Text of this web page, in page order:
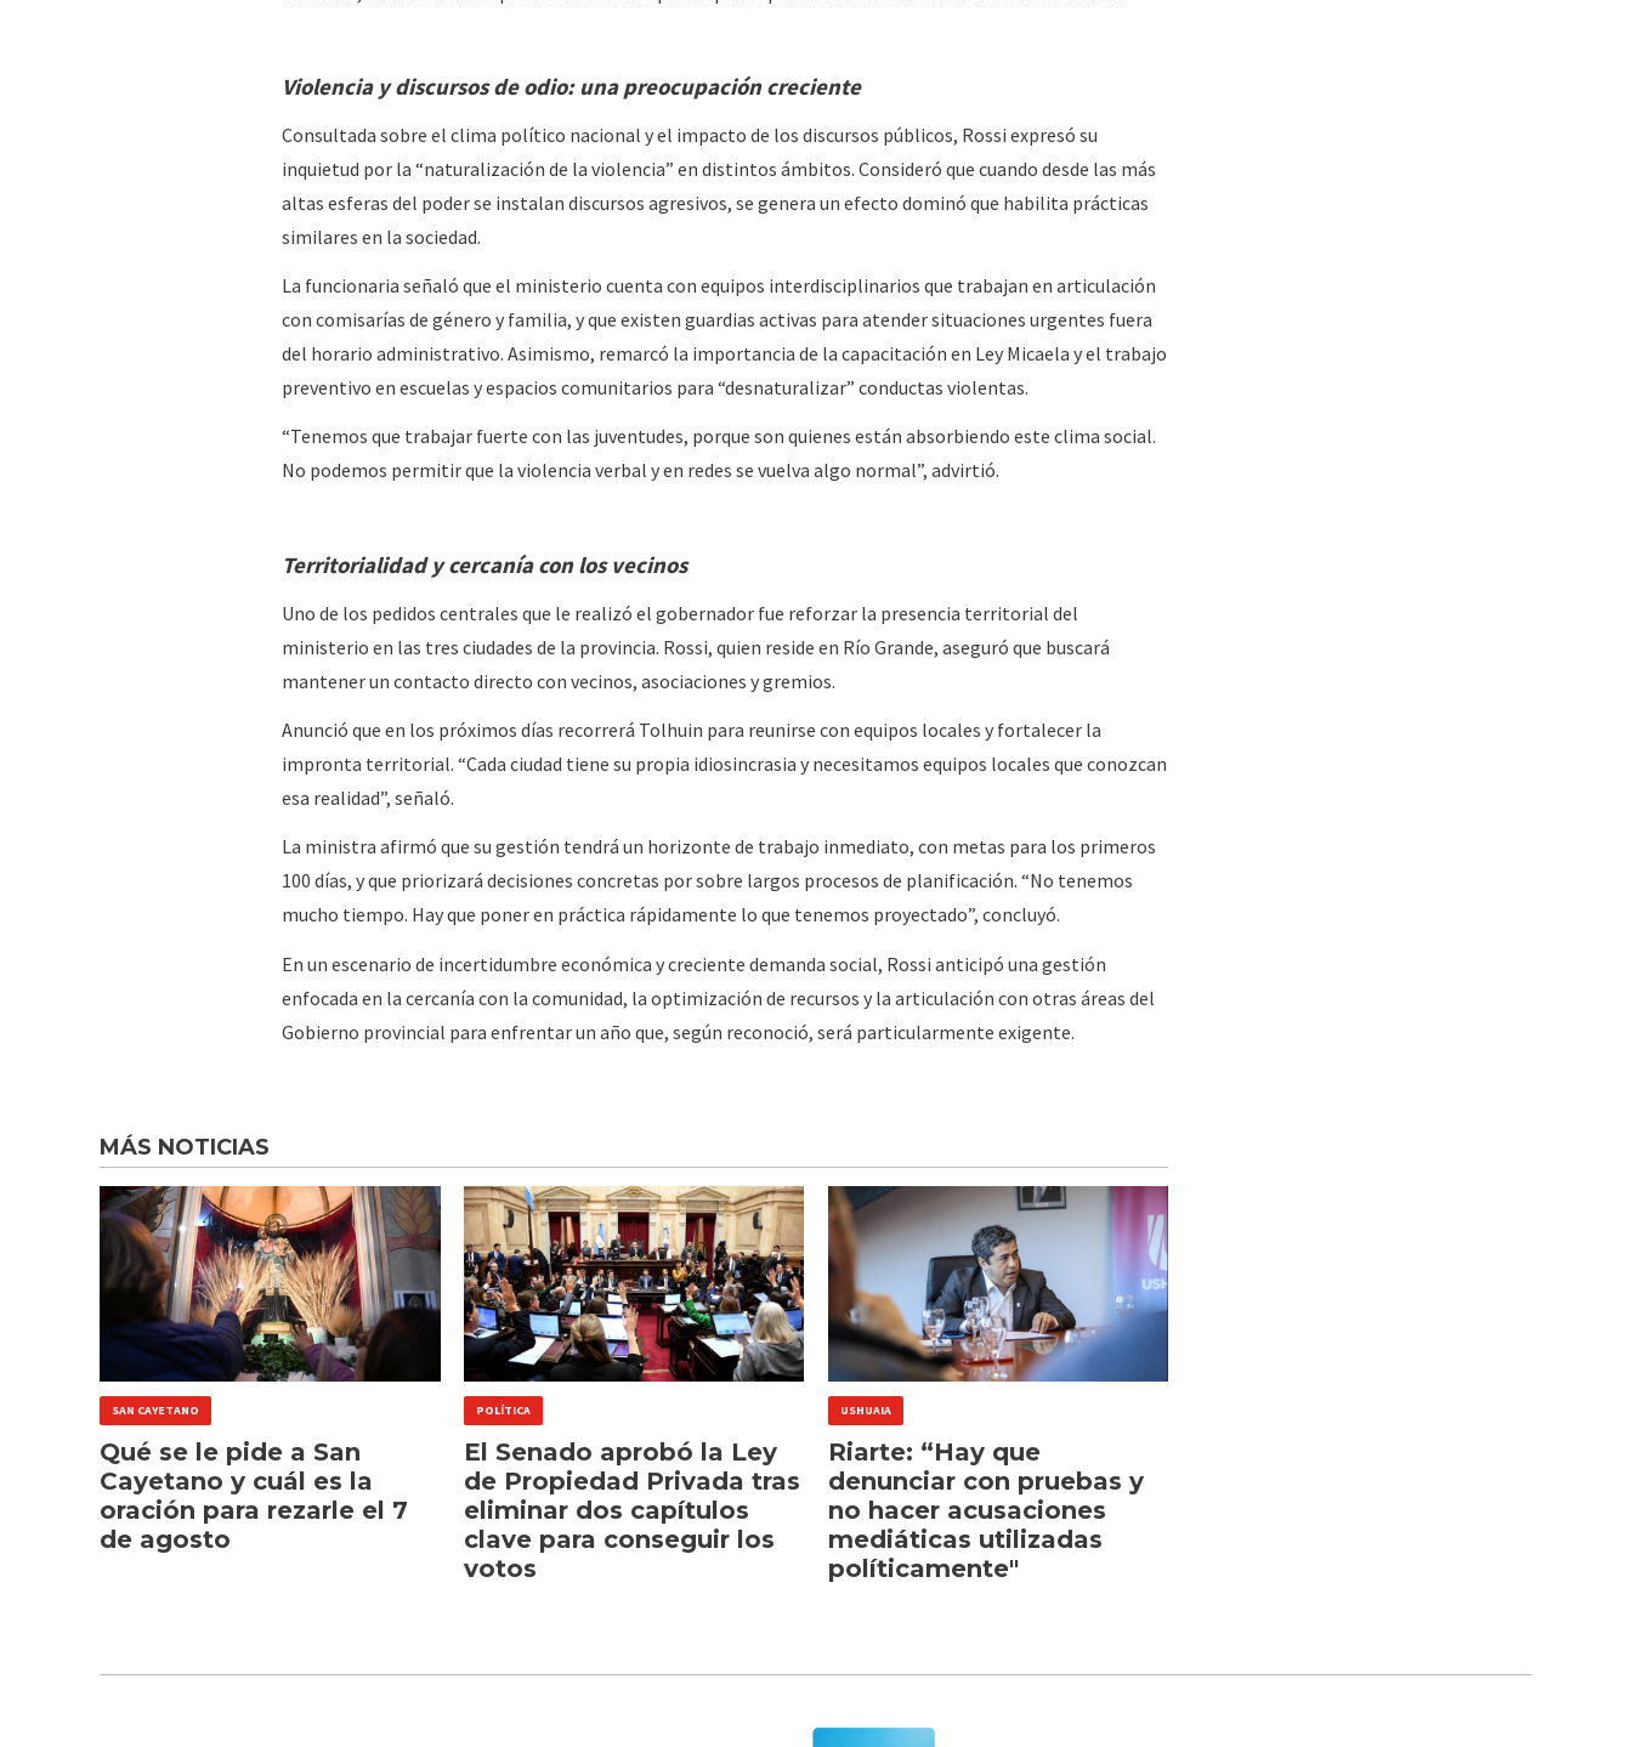
Violencia y discursos de odio: una preocupación creciente
Consultada sobre el clima político nacional y el impacto de los discursos públicos, Rossi expresó su
inquietud por la “naturalización de la violencia” en distintos ámbitos. Consideró que cuando desde las más
altas esferas del poder se instalan discursos agresivos, se genera un efecto dominó que habilita prácticas
similares en la sociedad.
La funcionaria señaló que el ministerio cuenta con equipos interdisciplinarios que trabajan en articulación
con comisarías de género y familia, y que existen guardias activas para atender situaciones urgentes fuera
del horario administrativo. Asimismo, remarcó la importancia de la capacitación en Ley Micaela y el trabajo
preventivo en escuelas y espacios comunitarios para “desnaturalizar” conductas violentas.
“Tenemos que trabajar fuerte con las juventudes, porque son quienes están absorbiendo este clima social.
No podemos permitir que la violencia verbal y en redes se vuelva algo normal”, advirtió.
Territorialidad y cercanía con los vecinos
Uno de los pedidos centrales que le realizó el gobernador fue reforzar la presencia territorial del
ministerio en las tres ciudades de la provincia. Rossi, quien reside en Río Grande, aseguró que buscará
mantener un contacto directo con vecinos, asociaciones y gremios.
Anunció que en los próximos días recorrerá Tolhuin para reunirse con equipos locales y fortalecer la
impronta territorial. “Cada ciudad tiene su propia idiosincrasia y necesitamos equipos locales que conozcan
esa realidad”, señaló.
La ministra afirmó que su gestión tendrá un horizonte de trabajo inmediato, con metas para los primeros
100 días, y que priorizará decisiones concretas por sobre largos procesos de planificación. “No tenemos
mucho tiempo. Hay que poner en práctica rápidamente lo que tenemos proyectado”, concluyó.
En un escenario de incertidumbre económica y creciente demanda social, Rossi anticipó una gestión
enfocada en la cercanía con la comunidad, la optimización de recursos y la articulación con otras áreas del
Gobierno provincial para enfrentar un año que, según reconoció, será particularmente exigente.
MÁS NOTICIAS
SAN CAYETANO
Qué se le pide a San
Cayetano y cuál es la
oración para rezarle el 7
de agosto
POLÍTICA
El Senado aprobó la Ley
de Propiedad Privada tras
eliminar dos capítulos
clave para conseguir los
votos
USHUAIA
Riarte: “Hay que
denunciar con pruebas y
no hacer acusaciones
mediáticas utilizadas
políticamente"